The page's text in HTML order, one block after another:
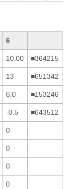
6
10.00 ■364215
13 ■651342
6.0 ■153246
-0.5 ■643512
0
0
0
0